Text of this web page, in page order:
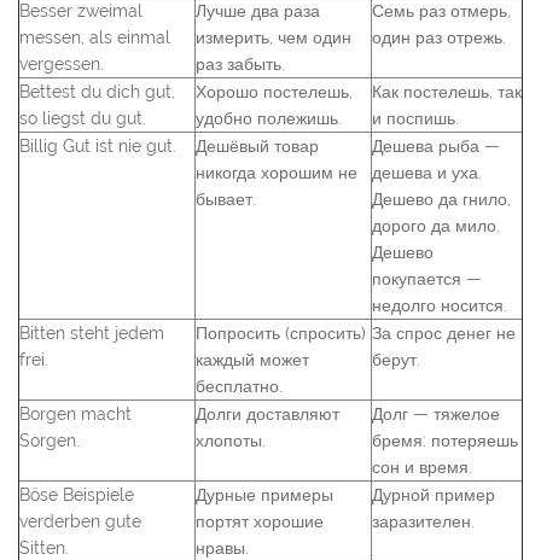
Besser zweimal
messen, als einmal
vergessen.
Лучше два раза
измерить, чем один
раз забыть.
Семь раз отмерь,
один раз отрежь.
Bettest du dich gut,
so liegst du gut.
Хорошо постелешь,
удобно полежишь.
Как постелешь, так
и поспишь.
Billig Gut ist nie gut.
Дешёвый товар
никогда хорошим не
бывает.
Дешева рыба —
дешева и уха.
Дешево да гнило,
дорого да мило.
Дешево
покупается —
недолго носится.
Bitten steht jedem
frei.
Попросить (спросить)
каждый может
бесплатно.
За спрос денег не
берут.
Borgen macht
Sorgen.
Долги доставляют
хлопоты.
Долг — тяжелое
бремя: потеряешь
сон и время.
Böse Beispiele
verderben gute
Sitten.
Дурные примеры
портят хорошие
нравы.
Дурной пример
заразителен.